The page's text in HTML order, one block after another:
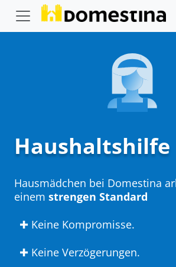
Haushaltshilfe
Hausmädchen bei Domestina
einem strengen Standard
✚ Keine Kompromisse.
✚ Keine Verzögerungen.